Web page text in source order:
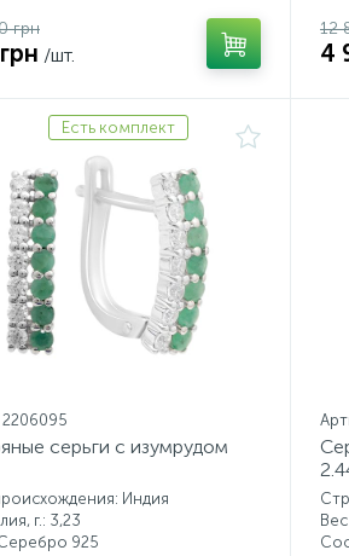
грн
/шт.
12
4
Есть комплект
2206095
серьги с изумрудом
Индия
г.: 3,23
925